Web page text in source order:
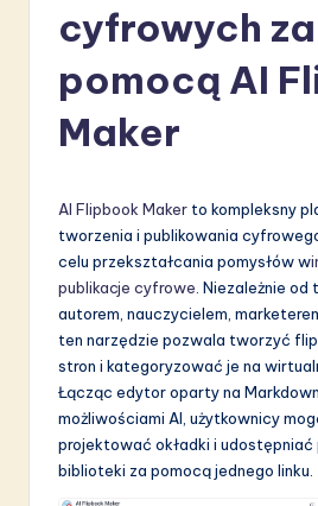
in
cyfrowych za
pomocą AI
Maker
AI Flipbook Maker to kompleksny
tworzenia i publikowania
celu przekształcania pomysłów w
publikacje cyfrowe . Niezależnie
autorem, nauczycielem,
ten narzędzie pozwala tworzyć
stron i kategoryzować je na
Łącząc edytor oparty na
możliwościami AI, użytkownicy
projektować okładki i udostępniać
biblioteki za pomocą jednego linku.